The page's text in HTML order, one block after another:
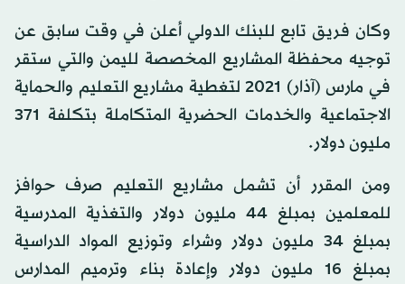
وكان فريق تابع للبنك الدولي أعلن في وقت سابق عن
توجيه محفظة المشاريع المخصصة لليمن والتي ستقر
في مارس (آذار) 2021 لتغطية مشاريع التعليم والحماية
الاجتماعية والخدمات الحضرية المتكاملة بتكلفة 371
مليون دولار.
ومن المقرر أن تشمل مشاريع التعليم صرف حوافز
للمعلمين بمبلغ 44 مليون دولار والتغذية المدرسية
بمبلغ 34 مليون دولار وشراء وتوزيع المواد الدراسية
بمبلغ 16 مليون دولار وإعادة بناء وترميم المدارس